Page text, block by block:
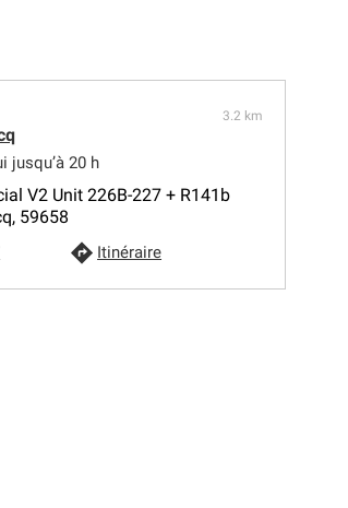
jusqu’à 20 h
3.2 km
V2 Unit 226B-227 + R141b
59658
Itinéraire